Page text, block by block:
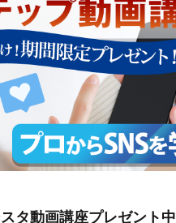
タ動画講座プレゼント中